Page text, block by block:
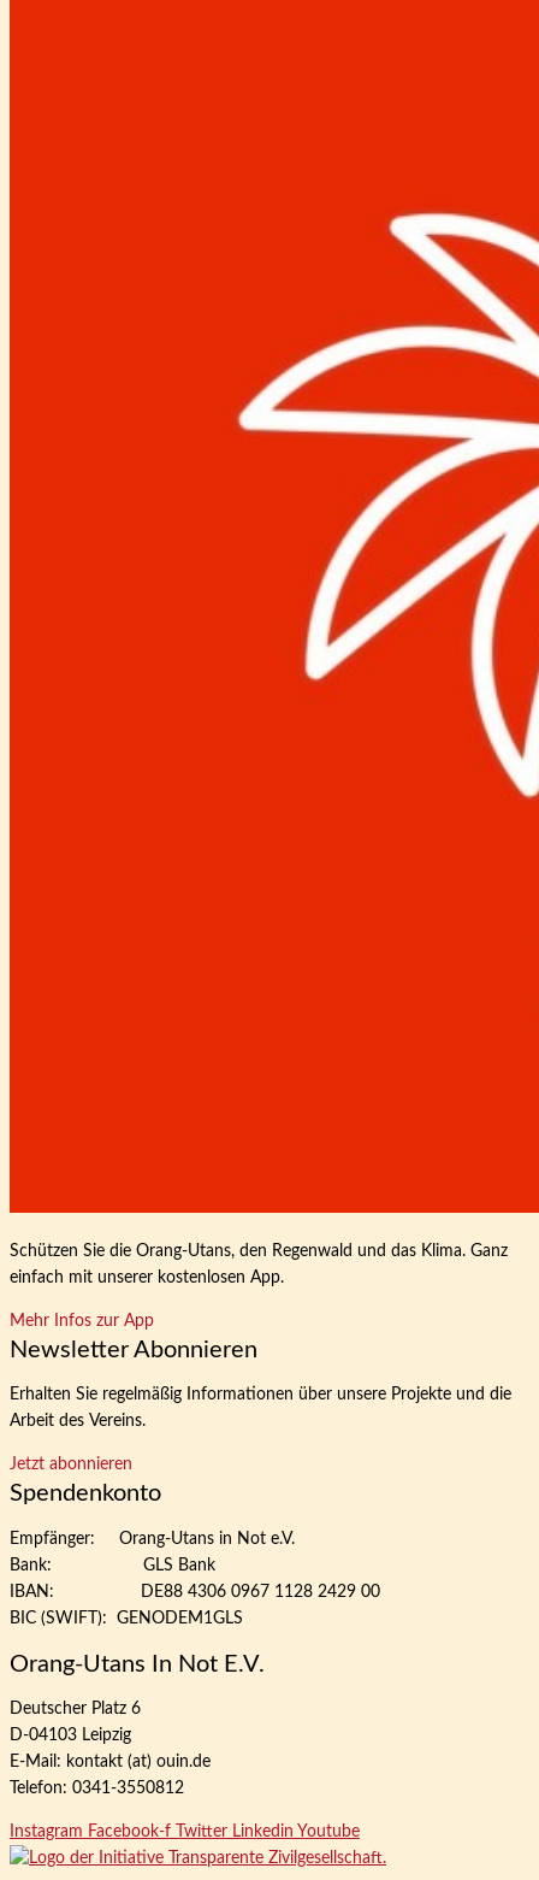
Schützen Sie die Orang-Utans, den Regenwald und das Klima. Ganz
einfach mit unserer kostenlosen App.
Mehr Infos zur App
Newsletter Abonnieren
Erhalten Sie regelmäßig Informationen über unsere Projekte und die
Arbeit des Vereins.
Jetzt abonnieren
Spendenkonto
Empfänger: Orang-Utans in Not e.V.
Bank: GLS Bank
IBAN: DE88 4306 0967 1128 2429 00
BIC (SWIFT): GENODEM1GLS
Orang-Utans In Not E.V.
Deutscher Platz 6
D-04103 Leipzig
E-Mail: kontakt (at) ouin.de
Telefon: 0341-3550812
Instagram Facebook-f Twitter Linkedin Youtube